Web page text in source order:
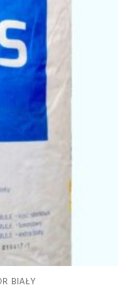
BIAŁY